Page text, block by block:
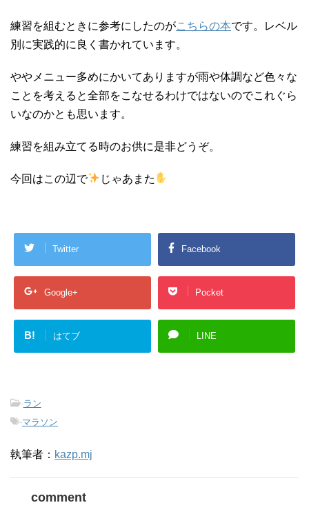
練習を組むときに参考にしたのがこちらの本です。レベル
別に実践的に良く書かれています。
ややメニュー多めにかいてありますが雨や体調など色々な
ことを考えると全部をこなせるわけではないのでこれぐら
いなのかとも思います。
練習を組み立てる時のお供に是非どうぞ。
今回はこの辺で じゃあまた
Twitter Facebook
Google+ Pocket
B! はてブ LINE
-ラン
-マラソン
執筆者： kazp.mj
comment